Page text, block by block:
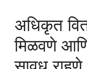
अधिकृत
मिळवणे